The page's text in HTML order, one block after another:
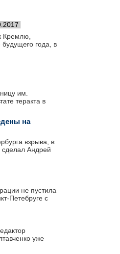
Кремлю,
года, в
им.
теракта в
на
взрыва, в
сделал Андрей
не пустила
Петебруге с
уже